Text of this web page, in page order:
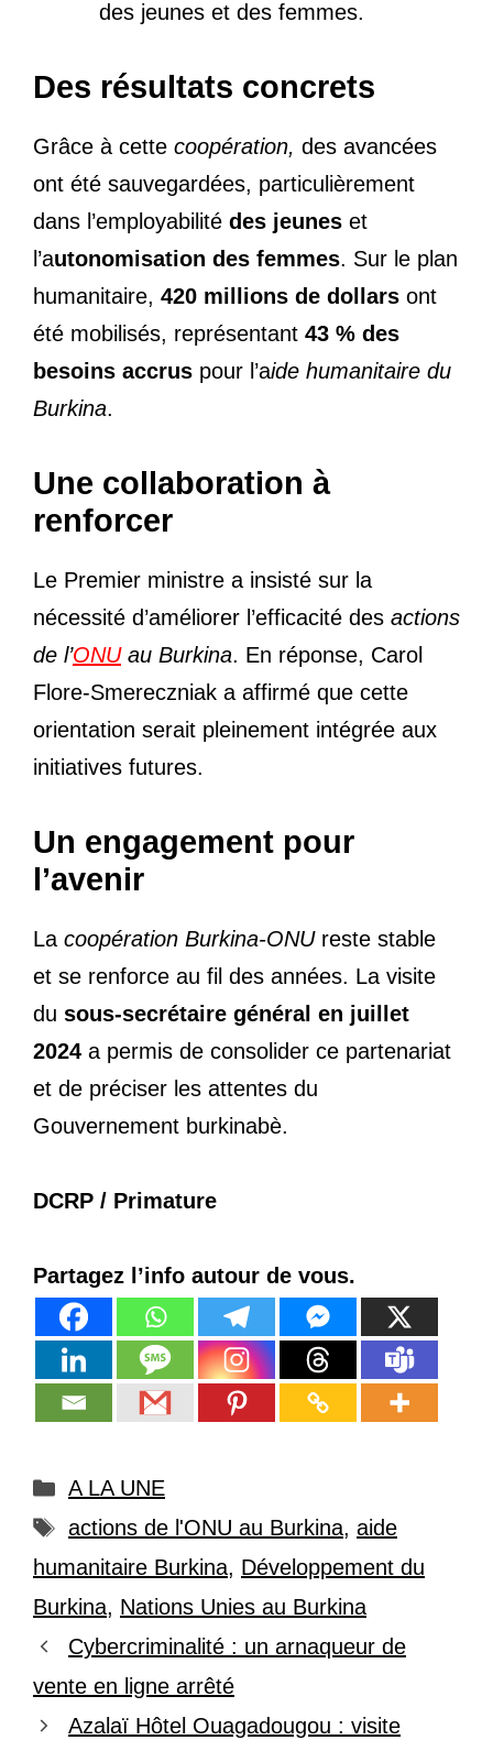
des jeunes et des femmes.
Des résultats concrets
Grâce à cette coopération, des avancées
ont été sauvegardées, particulièrement
dans l’employabilité des jeunes et
l’autonomisation des femmes. Sur le plan
humanitaire, 420 millions de dollars ont
été mobilisés, représentant 43 % des
besoins accrus pour l’aide humanitaire du
Burkina.
Une collaboration à
renforcer
Le Premier ministre a insisté sur la
nécessité d’améliorer l’efficacité des actions
de l’ONUau Burkina. En réponse, Carol
Flore-Smereczniak a affirmé que cette
orientation serait pleinement intégrée aux
initiatives futures.
Un engagement pour
l’avenir
La coopération Burkina-ONUreste stable
et se renforce au fil des années. La visite
du sous-secrétaire général en juillet
2024 a permis de consolider ce partenariat
et de préciser les attentes du
Gouvernement burkinabè.
DCRP / Primature
Partagez l’info autour de vous.
Catégories
A LA UNE
Étiquettes
actions de l'ONU au Burkina, aide
humanitaire Burkina, Développement du
Burkina, Nations Unies au Burkina
Cybercriminalité : un arnaqueur de
vente en ligne arrêté
Azalaï Hôtel Ouagadougou : visite